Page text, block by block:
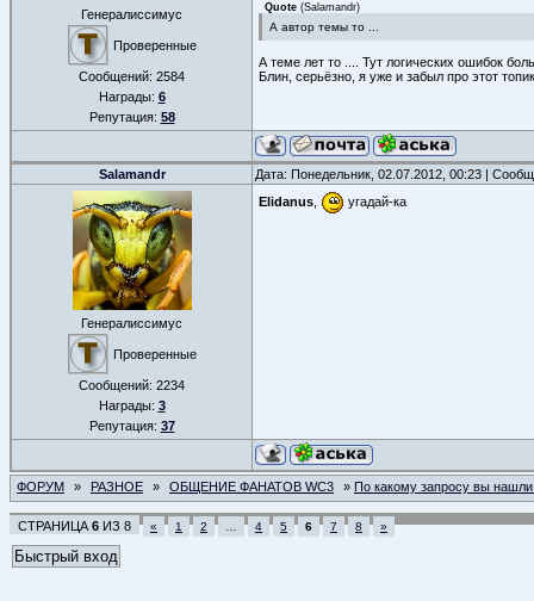
Генералиссимус
Проверенные
Сообщений: 2584
Награды: 6
Репутация: 58
Quote (Salamandr)
А автор темы то ...
А теме лет то .... Тут логических ошибок
Блин, серьёзно, я уже и забыл про этот
Salamandr Дата: Понедельник, 02.07.2012, 00:23 |
Генералиссимус
Проверенные
Сообщений: 2234
Награды: 3
Репутация: 37
Elidanus угадай-ка
ФОРУМ » РАЗНОЕ » ОБЩЕНИЕ ФАНАТОВ WC3 » По какому запросу вы нашли
СТРАНИЦА 6 ИЗ 8 « 1 2 4 5 6 7 8 »